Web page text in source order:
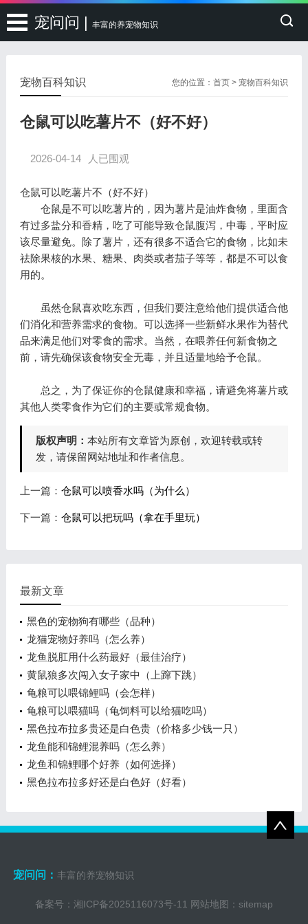
宠问问 | 丰富的养宠物知识
您的位置：首页 >宠物百科知识
宠物百科知识
仓鼠可以吃薯片不（好不好）
2026-04-14 人已围观
仓鼠可以吃薯片不（好不好）
仓鼠是不可以吃薯片的，因为薯片是油炸食物，里面含
有过多盐分和香精，吃了可能导致仓鼠腹泻，中毒，平时应
该尽量避免。除了薯片，还有很多不适合它的食物，比如未
祛除果核的水果、糖果、肉类或者茄子等等，都是不可以食
用的。
虽然仓鼠喜欢吃东西，但我们要注意给他们提供适合他
们消化和营养需求的食物。可以选择一些新鲜水果作为替代
品来满足他们对零食的需求。当然，在喂养任何新食物之
前，请先确保该食物安全无毒，并且适量地给予仓鼠。
总之，为了保证你的仓鼠健康和幸福，请避免将薯片或
其他人类零食作为它们的主要或常规食物。
版权声明： 本站所有文章皆为原创，欢迎转载或转
发，请保留网站地址和作者信息。
上一篇： 仓鼠可以喷香水吗（为什么）
下一篇： 仓鼠可以把玩吗（拿在手里玩）
最新文章
黑色的宠物狗有哪些（品种）
龙猫宠物好养吗（怎么养）
龙鱼脱肛用什么药最好（最佳治疗）
黄鼠狼多次闯入女子家中（上蹿下跳）
龟粮可以喂锦鲤吗（会怎样）
龟粮可以喂猫吗（龟饲料可以给猫吃吗）
黑色拉布拉多贵还是白色贵（价格多少钱一只）
龙鱼能和锦鲤混养吗（怎么养）
龙鱼和锦鲤哪个好养（如何选择）
黑色拉布拉多好还是白色好（好看）
宠问问： 丰富的养宠物知识
备案号： 湘ICP备2025116073号-11 网站地图： sitemap